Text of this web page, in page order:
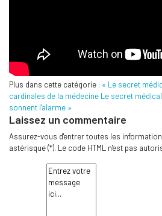
Plus dans cette catégorie : « Le secret
cardinales de la médecine Le secret
sonnent l'alarme »
Laissez un commentaire
Assurez-vous d'entrer toutes les
astérisque (*). Le code HTML n'est pas